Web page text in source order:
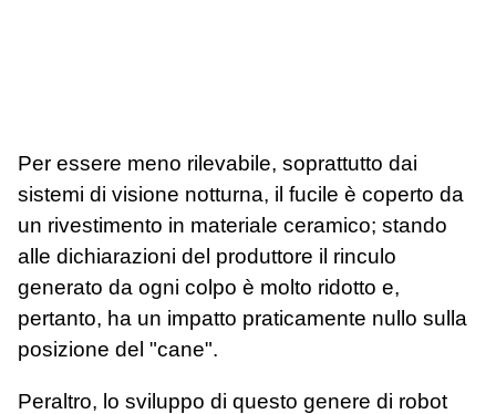
Per essere meno rilevabile, soprattutto dai
sistemi di visione notturna, il fucile è coperto da
un rivestimento in materiale ceramico; stando
alle dichiarazioni del produttore il rinculo
generato da ogni colpo è molto ridotto e,
pertanto, ha un impatto praticamente nullo sulla
posizione del "cane".
Peraltro, lo sviluppo di questo genere di robot